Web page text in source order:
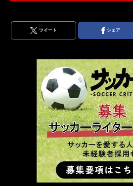
ツイート シェア